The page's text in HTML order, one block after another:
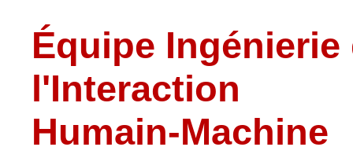
Équipe Ingénierie
l'Interaction
Humain-Machine